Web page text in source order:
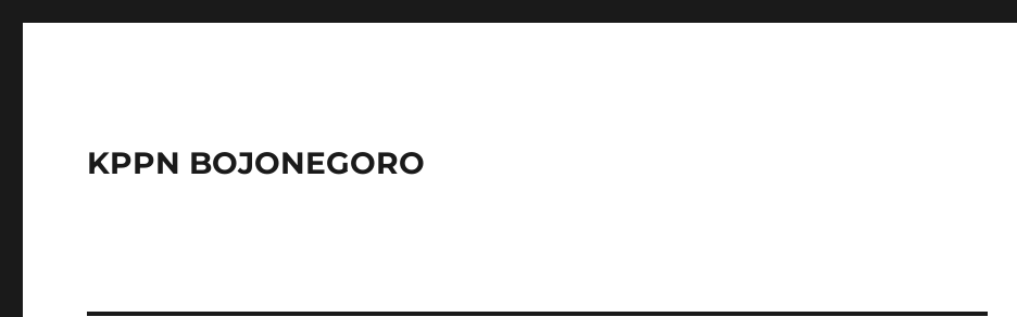
KPPN BOJONEGORO